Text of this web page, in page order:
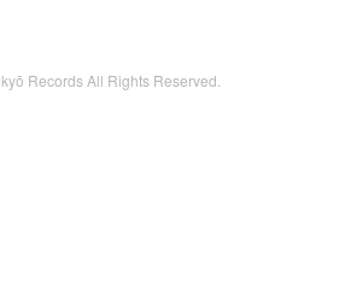
Records All Rights Reserved.